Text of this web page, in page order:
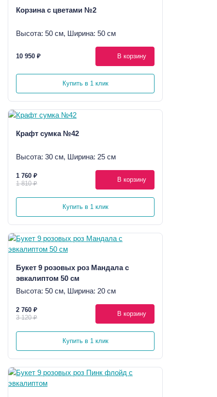
Корзина с цветами №2
Высота: 50 см, Ширина: 50 см
10 950 ₽ В корзину
Купить в 1 клик
Крафт сумка №42
Высота: 30 см, Ширина: 25 см
1 760 ₽
1 810 ₽
В корзину
Купить в 1 клик
Букет 9 розовых роз Мандала с
эвкалиптом 50 см
Высота: 50 см, Ширина: 20 см
2 760 ₽
3 120 ₽
В корзину
Купить в 1 клик